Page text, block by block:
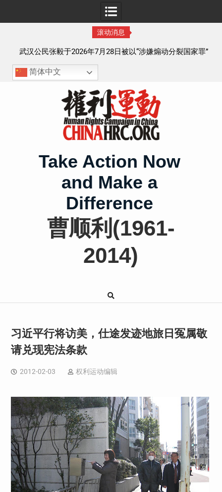
滚动消息
会见被寻衅滋事罪的山东枣庄维权人士张超的情况通报
简体中文
Take Action Now
and Make a
Difference
曹顺利(1961-
2014)
习近平行将访美，仕途发迹地旅日冤属敬
请兑现宪法条款
2012-02-03 权利运动编辑